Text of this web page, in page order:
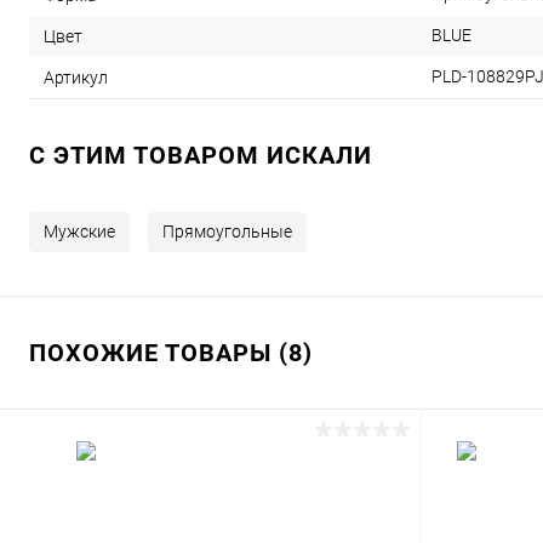
Цвет BLUE
Артикул PLD-
C ЭТИМ ТОВАРОМ ИСКАЛИ
Мужские Прямоугольные
ПОХОЖИЕ ТОВАРЫ (8)